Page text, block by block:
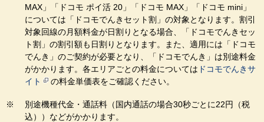
MAX」「ドコモ ポイ活 20」「ドコモ MAX」「ドコモ mini」
については「ドコモでんきセット割」の対象となります。割引
対象回線の月額料金が日割りとなる場合、「ドコモでんきセッ
ト割」の割引額も日割りとなります。また、適用には「ドコモ
でんき」のご契約が必要となり、「ドコモでんき」は別途料金
がかかります。各エリアごとの料金については ドコモでんきサ
イト
の料金単価表をご確認ください。
別途機種代金・通話料（国内通話の場合30秒ごとに22円（税
込））などがかかります。